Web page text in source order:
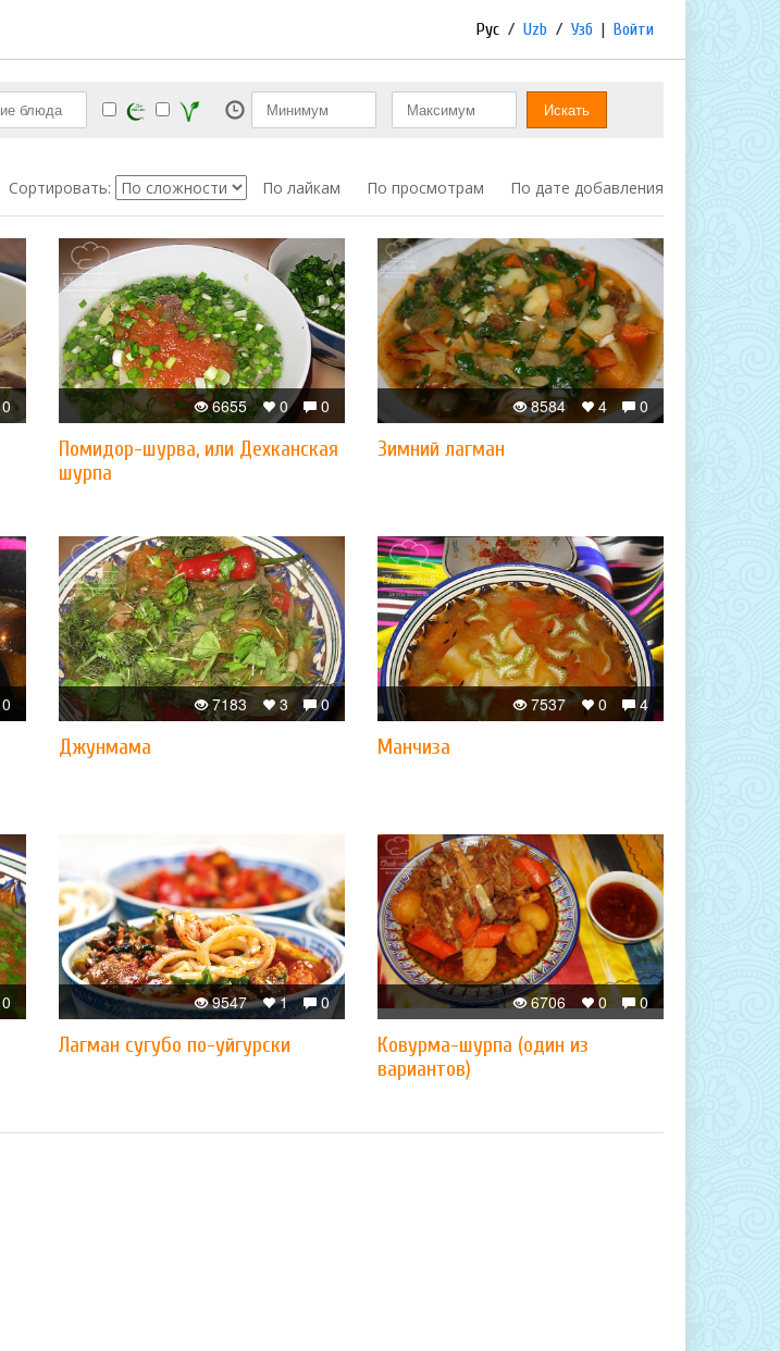
Рус / Uzb / Узб | Войти
Сортировать: По лайкам По просмотрам По дате добавления
0 0
0
6655
Помидор-шурва, или Дехканская
шурпа
0
4
8584
Зимний лагман
0 0
3
7183
Джунмама
4
0
7537
Манчиза
0 0
1
9547
Лагман сугубо по-уйгурски
0
0
6706
Ковурма-шурпа (один из
вариантов)